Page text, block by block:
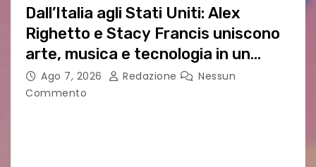
Dall’Italia agli Stati Uniti: Alex
Righetto e Stacy Francis uniscono
arte, musica e tecnologia in un
nuovo progetto internazionale”
Ago 7, 2026 Redazione
Nessun
Commento